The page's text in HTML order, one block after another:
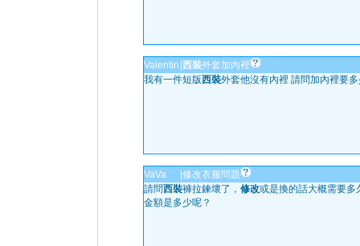
Valentin 西裝外套加內裡
我有一件短版西裝外套他沒有內裡 請問加內裡要
VaVa
修改衣服問題
請問西裝褲拉鍊壞了， 修改或是換的話大概需要多
金額是多少呢？